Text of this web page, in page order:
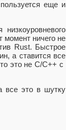
еще и
момент ничего не
Rust. Быстрое
а ставится все
это не C/C++ c
все это в шутку